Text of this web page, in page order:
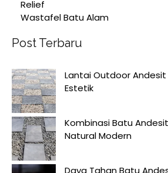
Relief
Wastafel Batu Alam
Post Terbaru
Lantai Outdoor Andesit
Estetik
Kombinasi Batu
Natural Modern
Daya Tahan Batu